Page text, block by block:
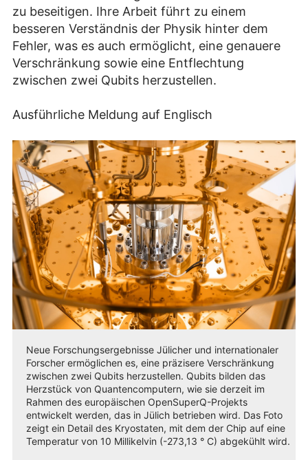
zu beseitigen. Ihre Arbeit führt zu einem
besseren Verständnis der Physik hinter dem
Fehler, was es auch ermöglicht, eine genauere
Verschränkung sowie eine Entflechtung
zwischen zwei Qubits herzustellen.
Ausführliche Meldung auf Englisch
Neue Forschungsergebnisse Jülicher und internationaler
Forscher ermöglichen es, eine präzisere Verschränkung
zwischen zwei Qubits herzustellen. Qubits bilden das
Herzstück von Quantencomputern, wie sie derzeit im
Rahmen des europäischen OpenSuperQ-Projekts
entwickelt werden, das in Jülich betrieben wird. Das Foto
zeigt ein Detail des Kryostaten, mit dem der Chip auf eine
Temperatur von 10 Millikelvin (-273,13 ° C) abgekühlt wird.